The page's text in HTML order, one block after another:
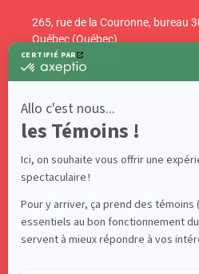
Suivez-nous sur nos
265, rue de la Couronne, bureau
Québec (Québec)
Canada G1K 6E1
info@acelf.ca
Téléphone : 418 681-4661